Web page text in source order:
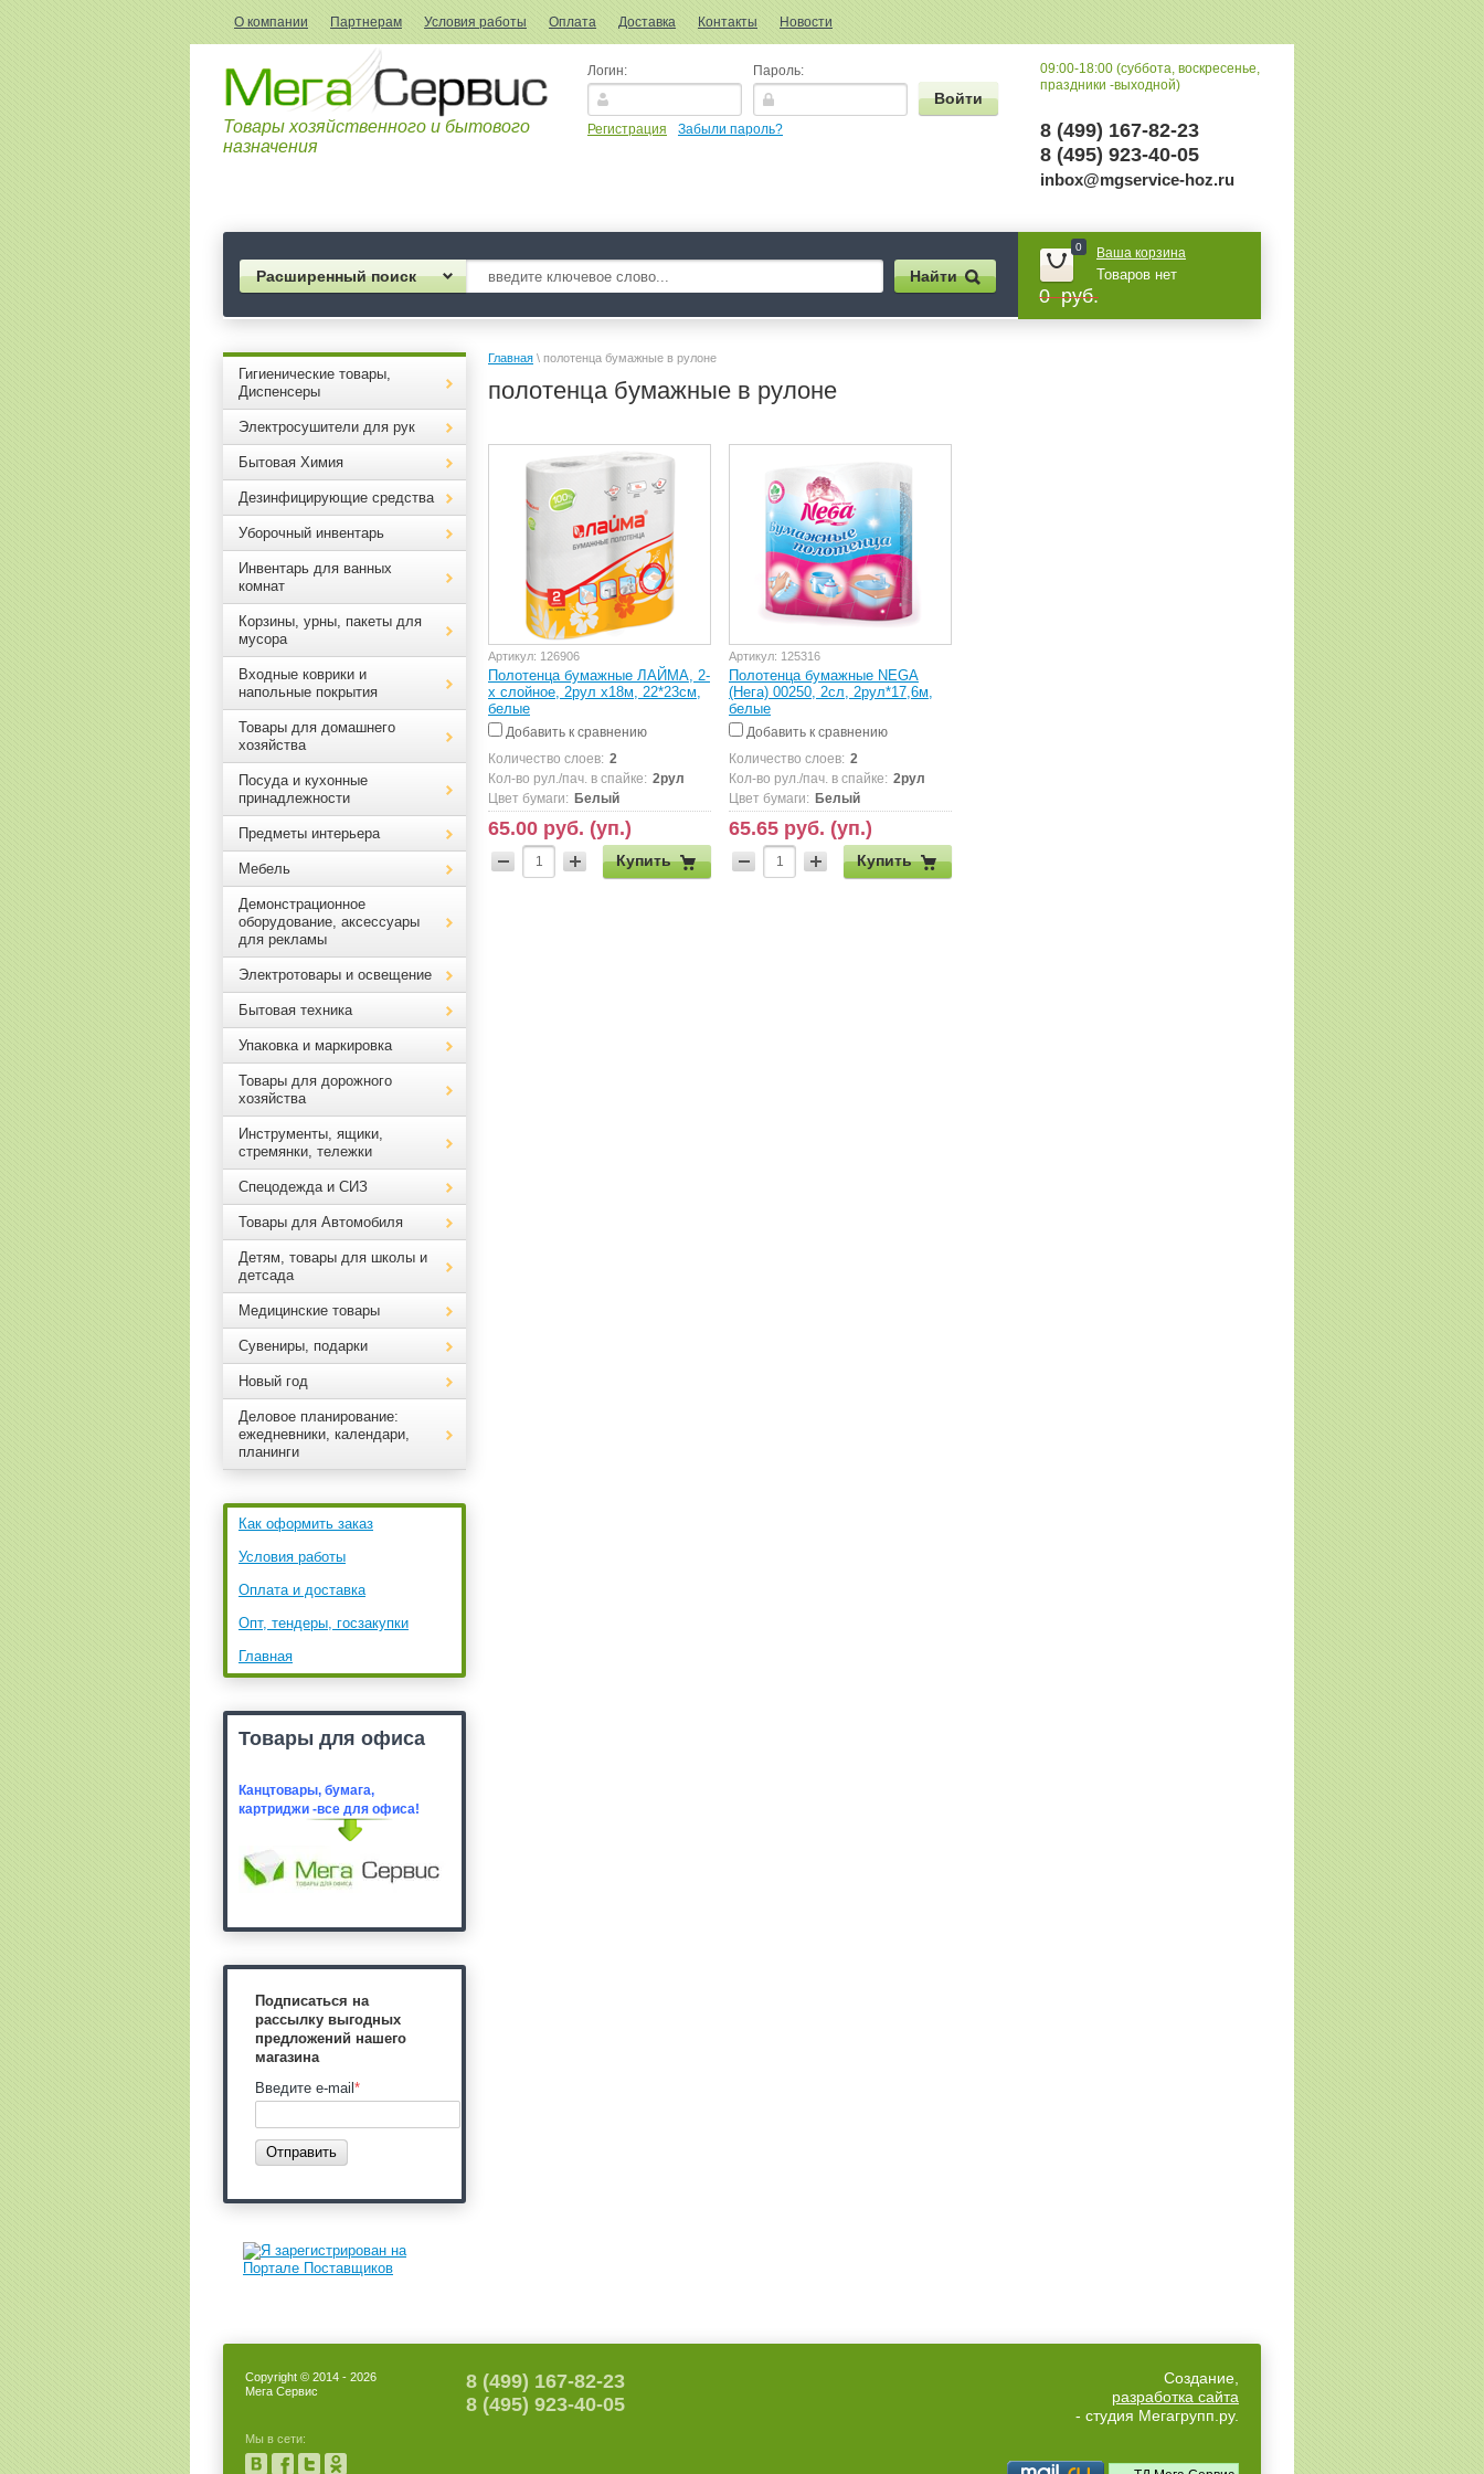
О компании Партнерам Условия работы Оплата Доставка Контакты Новости
Товары хозяйственного и бытового
назначения
Логин: Пароль:
Регистрация Забыли пароль?
09:00-18:00 (суббота, воскресенье,
праздники -выходной)
8 (499) 167-82-23
8 (495) 923-40-05
inbox@mgservice-hoz.ru
Расширенный поиск
0 Ваша корзина
Товаров нет
0 руб.
Гигиенические товары,
Диспенсеры
Электросушители для рук
Бытовая Химия
Дезинфицирующие средства
Уборочный инвентарь
Инвентарь для ванных
комнат
Корзины, урны, пакеты для
мусора
Входные коврики и
напольные покрытия
Товары для домашнего
хозяйства
Посуда и кухонные
принадлежности
Предметы интерьера
Мебель
Демонстрационное
оборудование, аксессуары
для рекламы
Электротовары и освещение
Бытовая техника
Упаковка и маркировка
Товары для дорожного
хозяйства
Инструменты, ящики,
стремянки, тележки
Спецодежда и СИЗ
Товары для Автомобиля
Детям, товары для школы и
детсада
Медицинские товары
Сувениры, подарки
Новый год
Деловое планирование:
ежедневники, календари,
планинги
Как оформить заказ
Условия работы
Оплата и доставка
Опт, тендеры, госзакупки
Главная
Товары для офиса
Канцтовары, бумага,
картриджи -все для офиса!
Подписаться на
рассылку выгодных
предложений нашего
магазина
Введите e-mail *
Отправить
Главная \ полотенца бумажные в рулоне
полотенца бумажные в рулоне
Артикул: 126906
Полотенца бумажные ЛАЙМА, 2-
х слойное, 2рул х18м, 22*23см,
белые
Добавить к сравнению
Количество слоев: 2
Кол-во рул./пач. в спайке: 2рул
Цвет бумаги: Белый
65.00 руб. (уп.)
Купить
Артикул: 125316
Полотенца бумажные NEGA
(Нега) 00250, 2сл, 2рул*17,6м,
белые
Добавить к сравнению
Количество слоев: 2
Кол-во рул./пач. в спайке: 2рул
Цвет бумаги: Белый
65.65 руб. (уп.)
Купить
Copyright © 2014 - 2026
Мега Сервис
Мы в сети:
Создание,
разработка сайта
- студия Мегагрупп.ру.
8 (499) 167-82-23
8 (495) 923-40-05